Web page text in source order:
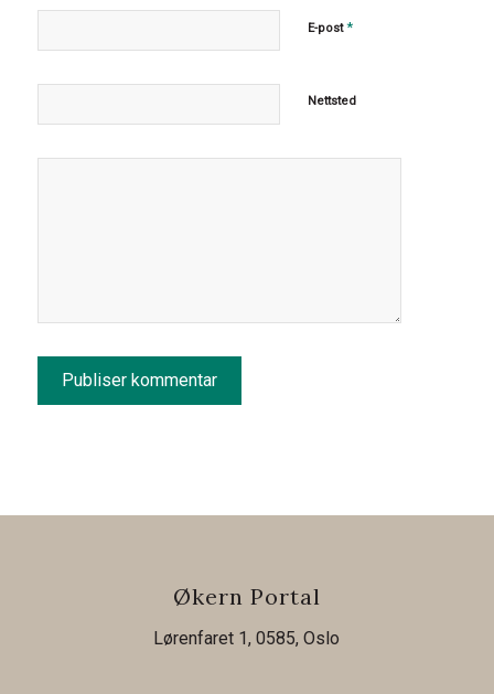
E-post*
Nettsted
Økern Portal
Lørenfaret 1, 0585, Oslo